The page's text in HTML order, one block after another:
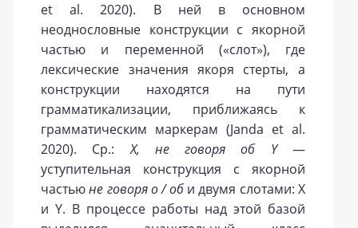
et al. 2020). В ней в основном
неоднословные конструкции с якорной
частью и переменной («слот»), где
лексические значения якоря стерты, а
конструкции находятся на пути
грамматикализации, приближаясь к
грамматическим маркерам (Janda et al.
2020). Ср.:Х, не говоря обY—
уступительная конструкция с якорной
частьюне говоря о / оби двумя слотами: Х
и Y. В процессе работы над этой базой